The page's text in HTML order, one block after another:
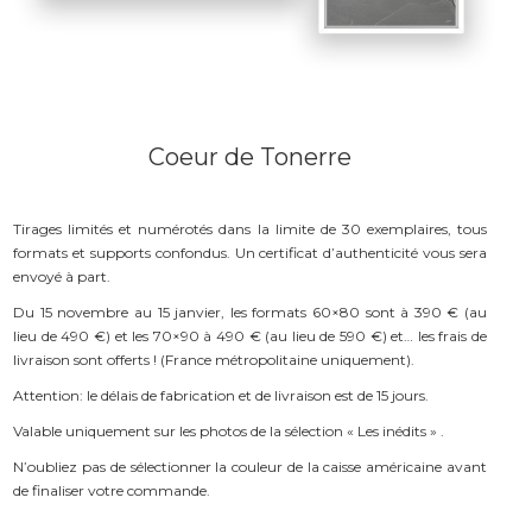
Coeur de Tonerre
Tirages limités et numérotés dans la limite de 30 exemplaires, tous
formats et supports confondus. Un certificat d’authenticité vous sera
envoyé à part.
Du 15 novembre au 15 janvier, les formats 60×80 sont à 390 € (au
lieu de 490 €) et les 70×90 à 490 € (au lieu de 590 €) et… les frais de
livraison sont offerts ! (France métropolitaine uniquement).
Attention: le délais de fabrication et de livraison est de 15 jours.
Valable uniquement sur les photos de la sélection « Les inédits » .
N’oubliez pas de sélectionner la couleur de la caisse américaine avant
de finaliser votre commande.